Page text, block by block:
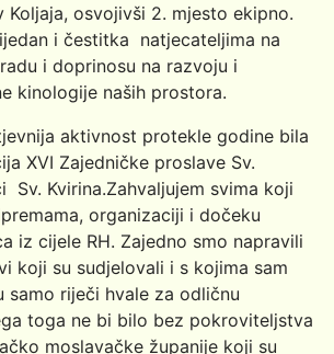
Koljaja, osvojivši 2. mjesto ekipno.
i čestitka natjecateljima na
i doprinosu na razvoju i
kinologije naših prostora.
aktivnost protekle godine bila
XVI Zajedničke proslave Sv.
Sv. Kvirina.Zahvaljujem svima koji
organizaciji i dočeku
iz cijele RH. Zajedno smo napravili
koji su sudjelovali i s kojima sam
samo riječi hvale za odličnu
toga ne bi bilo bez pokroviteljstva
moslavačke županije koji su